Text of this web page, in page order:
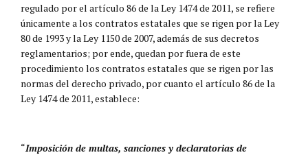
regulado por el artículo 86 de la Ley 1474 de 2011, se refiere
únicamente a los contratos estatales que se rigen por la Ley
80 de 1993 y la Ley 1150 de 2007, además de sus decretos
reglamentarios; por ende, quedan por fuera de este
procedimiento los contratos estatales que se rigen por las
normas del derecho privado, por cuanto el artículo 86 de la
Ley 1474 de 2011, establece:
“Imposición de multas, sanciones y declaratorias de